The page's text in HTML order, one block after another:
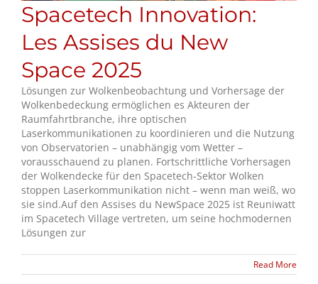
Spacetech Innovation:
Les Assises du New
Space 2025
Lösungen zur Wolkenbeobachtung und Vorhersage der
Wolkenbedeckung ermöglichen es Akteuren der
Raumfahrtbranche, ihre optischen
Laserkommunikationen zu koordinieren und die Nutzung
von Observatorien – unabhängig vom Wetter –
vorausschauend zu planen. Fortschrittliche Vorhersagen
der Wolkendecke für den Spacetech-Sektor Wolken
stoppen Laserkommunikation nicht – wenn man weiß, wo
sie sind.Auf den Assises du NewSpace 2025 ist Reuniwatt
im Spacetech Village vertreten, um seine hochmodernen
Lösungen zur
Read More